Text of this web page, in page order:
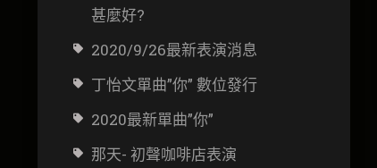
甚麼好?
2020/9/26最新表演消息
丁怡文單曲”你” 數位發行
2020最新單曲”你”
那天- 初聲咖啡店表演